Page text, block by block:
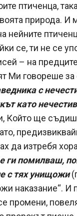
птиченца,
природа. И
нейните
се, ти не се
– на
Ми говореше за
с
като нечестив
Който ще
да изтребя
ги помилваш,
с тях унищожи
наказание“. И
промени,